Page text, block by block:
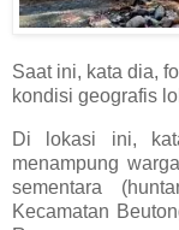
Saat ini, kata dia,
kondisi geografis
Di lokasi ini,
menampung
sementara
Kecamatan